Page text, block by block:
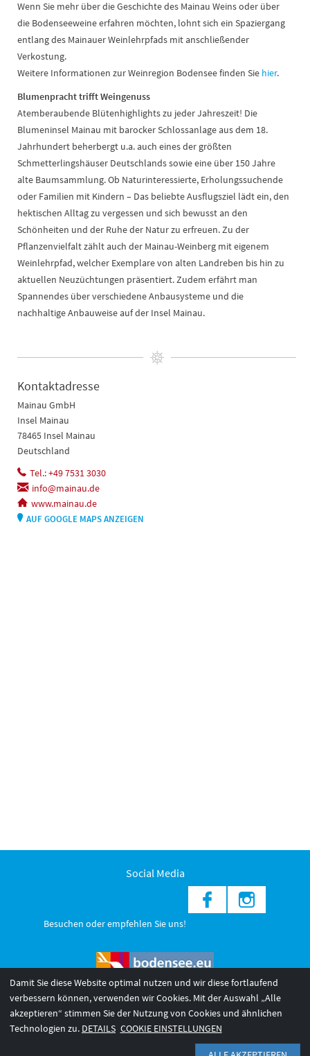
Wenn Sie mehr über die Geschichte des Mainau Weins oder über
die Bodenseeweine erfahren möchten, lohnt sich ein Spaziergang
entlang des Mainauer Weinlehrpfads mit anschließender
Verkostung.
Weitere Informationen zur Weinregion Bodensee finden Sie hier.
Blumenpracht trifft Weingenuss
Atemberaubende Blütenhighlights zu jeder Jahreszeit! Die
Blumeninsel Mainau mit barocker Schlossanlage aus dem 18.
Jahrhundert beherbergt u.a. auch eines der größten
Schmetterlingshäuser Deutschlands sowie eine über 150 Jahre
alte Baumsammlung. Ob Naturinteressierte, Erholungssuchende
oder Familien mit Kindern – Das beliebte Ausflugsziel lädt ein, den
hektischen Alltag zu vergessen und sich bewusst an den
Schönheiten und der Ruhe der Natur zu erfreuen. Zu der
Pflanzenvielfalt zählt auch der Mainau-Weinberg mit eigenem
Weinlehrpfad, welcher Exemplare von alten Landreben bis hin zu
aktuellen Neuzüchtungen präsentiert. Zudem erfährt man
Spannendes über verschiedene Anbausysteme und die
nachhaltige Anbauweise auf der Insel Mainau.
Kontaktadresse
Mainau GmbH
Insel Mainau
78465 Insel Mainau
Deutschland
Tel.: +49 7531 3030
info@mainau.de
www.mainau.de
AUF GOOGLE MAPS ANZEIGEN
Social Media
Besuchen oder empfehlen Sie uns!
© 2026 Internationale Bodensee Tourismus GmbH
Damit Sie diese Website optimal nutzen und wir diese fortlaufend
verbessern können, verwenden wir Cookies. Mit der Auswahl „Alle
akzeptieren“ stimmen Sie der Nutzung von Cookies und ähnlichen
Technologien zu. DETAILS COOKIE EINSTELLUNGEN